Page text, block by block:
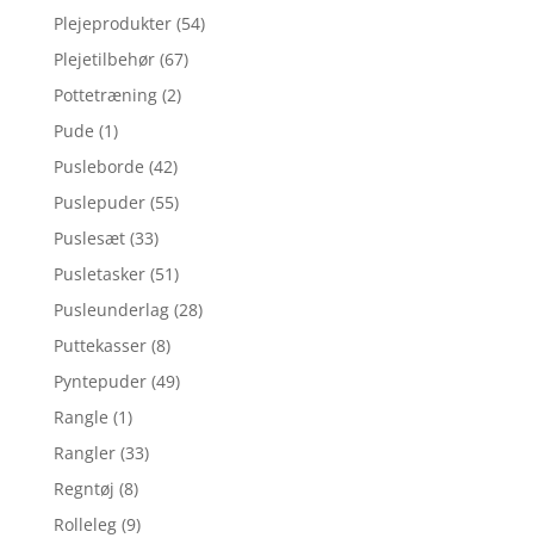
Plejeprodukter (54)
Plejetilbehør (67)
Pottetræning (2)
Pude (1)
Pusleborde (42)
Puslepuder (55)
Puslesæt (33)
Pusletasker (51)
Pusleunderlag (28)
Puttekasser (8)
Pyntepuder (49)
Rangle (1)
Rangler (33)
Regntøj (8)
Rolleleg (9)